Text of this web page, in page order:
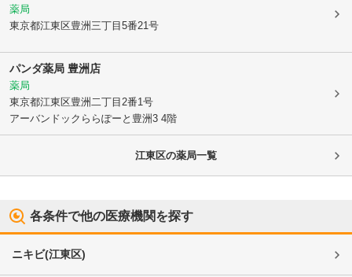
薬局
東京都江東区豊洲三丁目5番21号
パンダ薬局 豊洲店
薬局
東京都江東区豊洲二丁目2番1号
アーバンドックららぽーと豊洲3 4階
江東区の薬局一覧
各条件で他の医療機関を探す
ニキビ(江東区)